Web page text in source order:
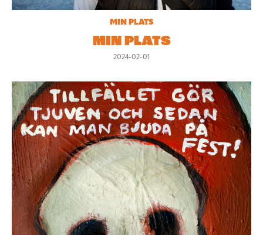
MIN PLATS
MIN PLATS
2024-02-01